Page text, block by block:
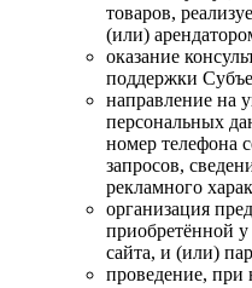
товаров,
(или)
оказание
поддержки
направление на
персональных
номер телефона
запросов,
рекламного
организация
приобретённой
сайта, и (или)
проведение, при